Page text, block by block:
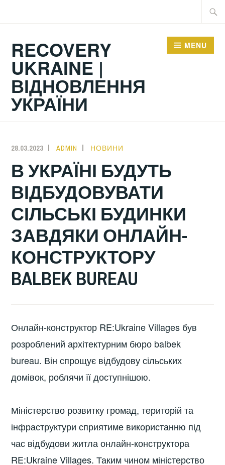
RECOVERY
UKRAINE |
ВІДНОВЛЕННЯ
УКРАЇНИ
MENU
28.03.2023 ADMIN НОВИНИ
В УКРАЇНІ БУДУТЬ
ВІДБУДОВУВАТИ
СІЛЬСЬКІ БУДИНКИ
ЗАВДЯКИ ОНЛАЙН-
КОНСТРУКТОРУ
BALBEK BUREAU
Онлайн-конструктор RE:Ukraine Villages був
розроблений архітектурним бюро balbek
bureau. Він спрощує відбудову сільських
домівок, роблячи її доступнішою.
Міністерство розвитку громад, територій та
інфраструктури сприятиме використанню під
час відбудови житла онлайн-конструктора
RE:Ukraine Villages. Таким чином міністерство